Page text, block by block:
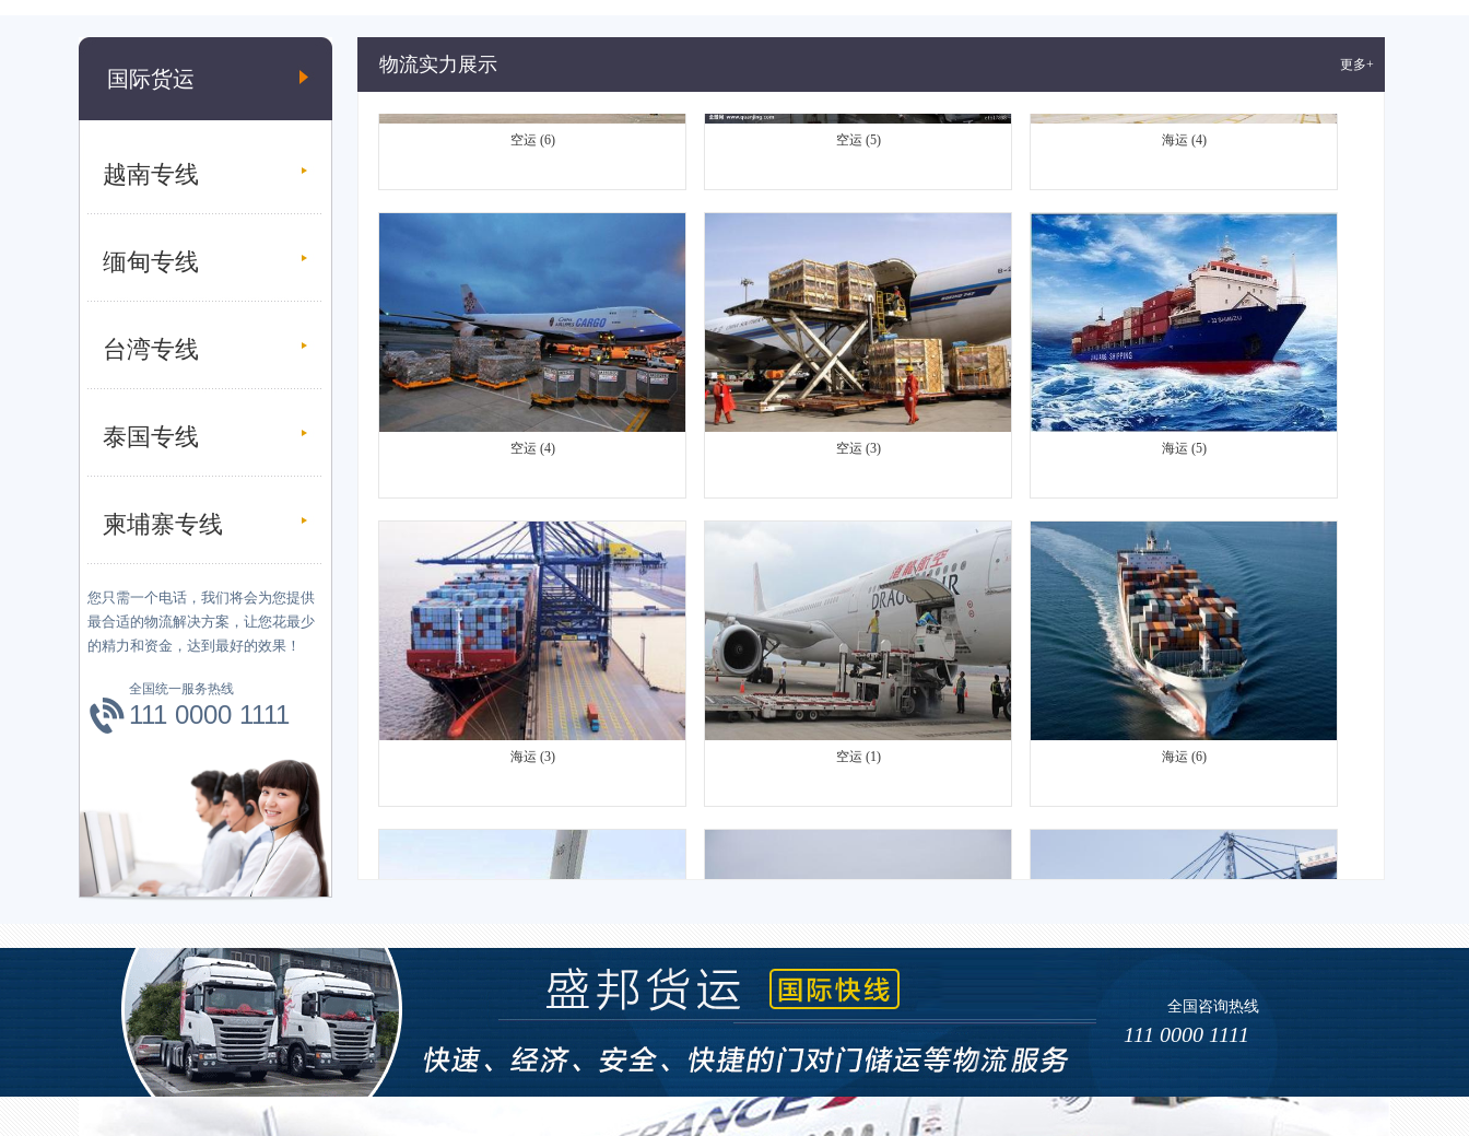
国际货运
越南专线
缅甸专线
台湾专线
泰国专线
柬埔寨专线
您只需一个电话，我们将会为您提供
最合适的物流解决方案，让您花最少
的精力和资金，达到最好的效果！
全国统一服务热线
111 0000 1111
更多+
物流实力展示
空运 (6) 空运 (5) 海运 (4)
空运 (4) 空运 (3) 海运 (5)
海运 (3) 空运 (1) 海运 (6)
空运 (5) 海运 (4)
全国咨询热线
111 0000 1111